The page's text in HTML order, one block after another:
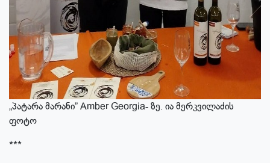
„პატარა მარანი” Amber Georgia- ზე. ია მერკვილაძის
ფოტო
***